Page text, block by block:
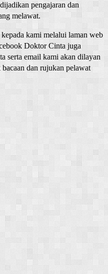
pengajaran dan
melawat.
kami melalui laman web
Doktor Cinta juga
serta email kami akan dilayan
dan rujukan pelawat